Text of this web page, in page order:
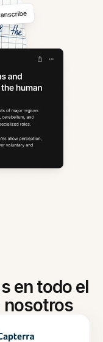
en todo el
nosotros